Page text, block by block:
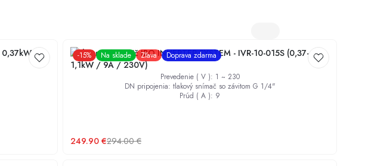
-15% Na sklade Zľava Doprava zdarma
Frekvenčný menič IBO INVERTER SYSTEM - IVR-10-015S (0,37-
1,1kW / 9A / 230V)
Prevedenie ( V ): 1 ~ 230
DN pripojenia: tlakový snímač so závitom G 1/4"
Prúd ( A ): 9
249.90 €294.00€